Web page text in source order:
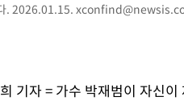
. 2026.01.15.
기자 = 가수 박재범이 자신